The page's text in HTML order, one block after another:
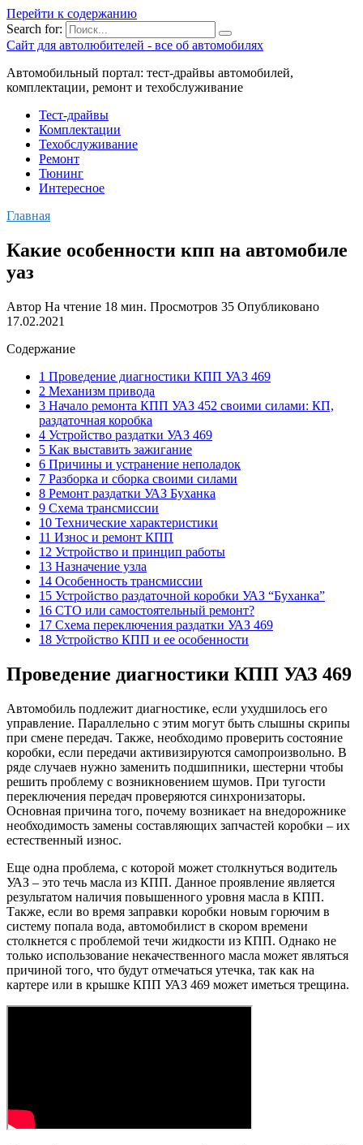
Перейти к содержанию
Search for:
Сайт для автолюбителей - все об автомобилях
Автомобильный портал: тест-драйвы автомобилей,
комплектации, ремонт и техобслуживание
Тест-драйвы
Комплектации
Техобслуживание
Ремонт
Тюнинг
Интересное
Главная
Какие особенности кпп на автомобиле
уаз
Автор На чтение 18 мин. Просмотров 35 Опубликовано
17.02.2021
Содержание
1 Проведение диагностики КПП УАЗ 469
2 Механизм привода
3 Начало ремонта КПП УАЗ 452 своими силами: КП,
раздаточная коробка
4 Устройство раздатки УАЗ 469
5 Как выставить зажигание
6 Причины и устранение неполадок
7 Разборка и сборка своими силами
8 Ремонт раздатки УАЗ Буханка
9 Схема трансмиссии
10 Технические характеристики
11 Износ и ремонт КПП
12 Устройство и принцип работы
13 Назначение узла
14 Особенность трансмиссии
15 Устройство раздаточной коробки УАЗ “Буханка”
16 СТО или самостоятельный ремонт?
17 Схема переключения раздатки УАЗ 469
18 Устройство КПП и ее особенности
Проведение диагностики КПП УАЗ 469
Автомобиль подлежит диагностике, если ухудшилось его
управление. Параллельно с этим могут быть слышны скрипы
при смене передач. Также, необходимо проверить состояние
коробки, если передачи активизируются самопроизвольно. В
ряде случаев нужно заменить подшипники, шестерни чтобы
решить проблему с возникновением шумов. При тугости
переключения передач проверяются синхронизаторы.
Основная причина того, почему возникает на внедорожнике
необходимость замены составляющих запчастей коробки – их
естественный износ.
Еще одна проблема, с которой может столкнуться водитель
УАЗ – это течь масла из КПП. Данное проявление является
результатом наличия повышенного уровня масла в КПП.
Также, если во время заправки коробки новым горючим в
систему попала вода, автомобилист в скором времени
столкнется с проблемой течи жидкости из КПП. Однако не
только использование некачественного масла может являться
причиной того, что будут отмечаться утечка, так как на
картере или в крышке КПП УАЗ 469 может иметься трещина.